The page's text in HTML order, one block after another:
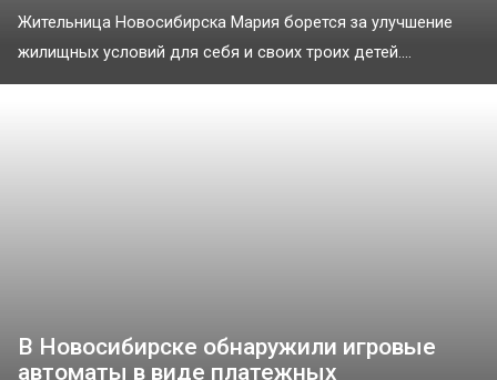
Жительница Новосибирска Мария борется за улучшение
жилищных условий для себя и своих троих детей....
В Новосибирске обнаружили игровые
автоматы в виде платежных